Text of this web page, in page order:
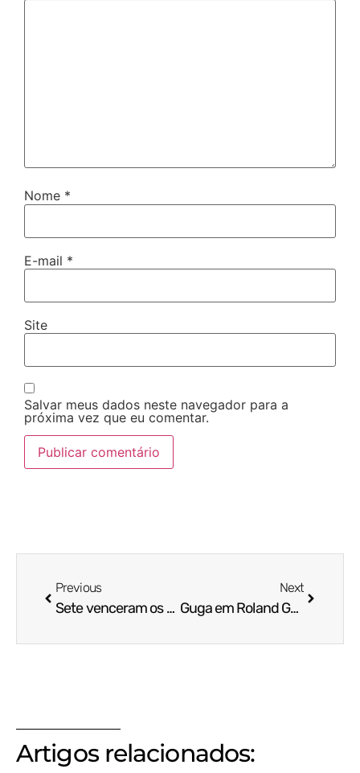
Nome *
E-mail *
Site
Salvar meus dados neste navegador para a
próxima vez que eu comentar.
Previous
Sete venceram os três Grand Tours, Vingegaard quer ser o oitavo
Next
Guga em Roland Garros 1997: o milagre que virou lenda
Artigos relacionados: